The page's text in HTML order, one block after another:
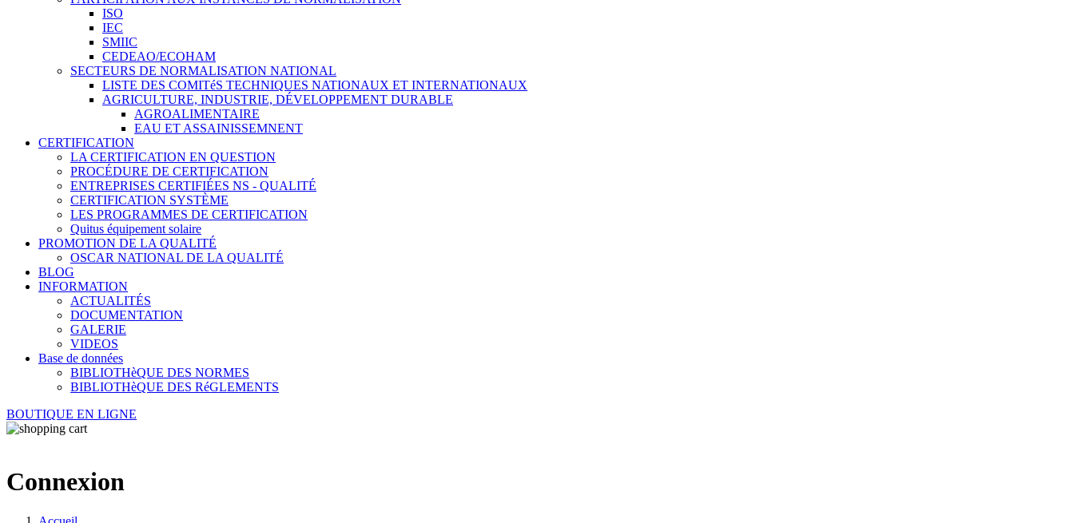
ISO
IEC
SMIIC
CEDEAO/ECOHAM
SECTEURS DE NORMALISATION NATIONAL
LISTE DES COMITéS TECHNIQUES NATIONAUX ET INTERNATIONAUX
AGRICULTURE, INDUSTRIE, DÉVELOPPEMENT DURABLE
AGROALIMENTAIRE
EAU ET ASSAINISSEMNENT
CERTIFICATION
LA CERTIFICATION EN QUESTION
PROCÉDURE DE CERTIFICATION
ENTREPRISES CERTIFIÉES NS - QUALITÉ
CERTIFICATION SYSTÈME
LES PROGRAMMES DE CERTIFICATION
Quitus équipement solaire
PROMOTION DE LA QUALITÉ
OSCAR NATIONAL DE LA QUALITÉ
BLOG
INFORMATION
ACTUALITÉS
DOCUMENTATION
GALERIE
VIDEOS
Base de données
BIBLIOTHèQUE DES NORMES
BIBLIOTHèQUE DES RéGLEMENTS
BOUTIQUE EN LIGNE
Connexion